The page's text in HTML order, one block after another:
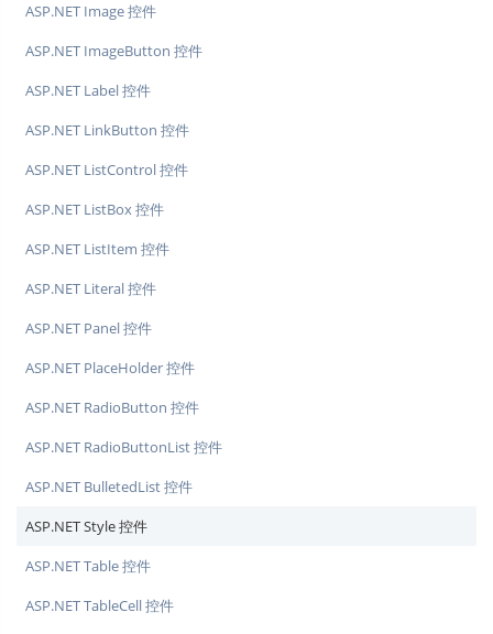
ASP.NET Image 控件
ASP.NET ImageButton 控件
ASP.NET Label 控件
ASP.NET LinkButton 控件
ASP.NET ListControl 控件
ASP.NET ListBox 控件
ASP.NET ListItem 控件
ASP.NET Literal 控件
ASP.NET Panel 控件
ASP.NET PlaceHolder 控件
ASP.NET RadioButton 控件
ASP.NET RadioButtonList 控件
ASP.NET BulletedList 控件
ASP.NET Style 控件
ASP.NET Table 控件
ASP.NET TableCell 控件